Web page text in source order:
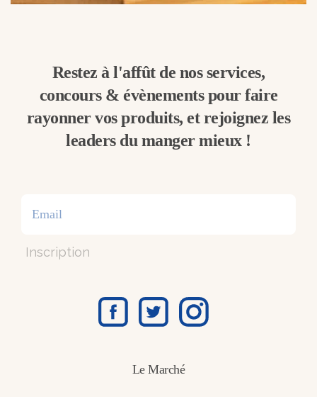
Restez à l'affût de nos services,
concours & évènements pour faire
rayonner vos produits, et rejoignez les
leaders du manger mieux !
Inscription
Le Marché